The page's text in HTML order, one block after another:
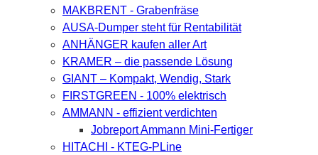
MAKBRENT - Grabenfräse
AUSA-Dumper steht für Rentabilität
ANHÄNGER kaufen aller Art
KRAMER – die passende Lösung
GIANT – Kompakt, Wendig, Stark
FIRSTGREEN - 100% elektrisch
AMMANN - effizient verdichten
Jobreport Ammann Mini-Fertiger
HITACHI - KTEG-PLine